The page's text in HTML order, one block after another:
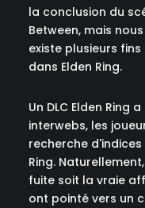
la conclusion du
Between, mais
existe plusieurs
dans Elden Ring.
Un DLC Elden Ring
interwebs, les
recherche
Ring.
fuite soit la vraie
ont pointé vers un